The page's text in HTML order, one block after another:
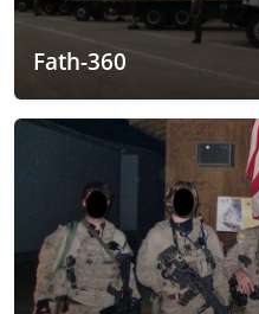
Fath-360